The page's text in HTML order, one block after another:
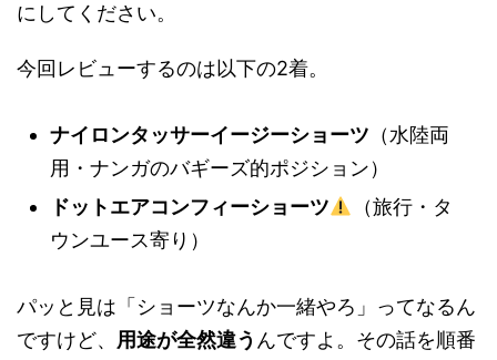
にしてください。
今回レビューするのは以下の2着。
ナイロンタッサーイージーショーツ （水陸両
用・ナンガのバギーズ的ポジション）
ドットエアコンフィーショーツ
（旅行・タ
ウンユース寄り）
パッと見は「ショーツなんか一緒やろ」ってなるん
ですけど、 用途が全然違う んですよ。その話を順番